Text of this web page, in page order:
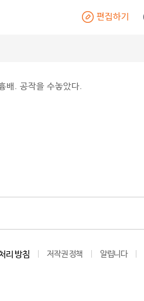
편집하기
배. 공작을 수놓았다.
리 방침 저작권 정책 알립니다